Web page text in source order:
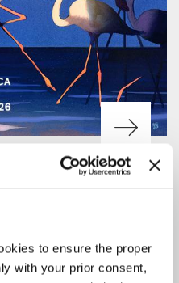
to ensure the proper
with your prior consent,
dell’83. Mostra sarà attivo a